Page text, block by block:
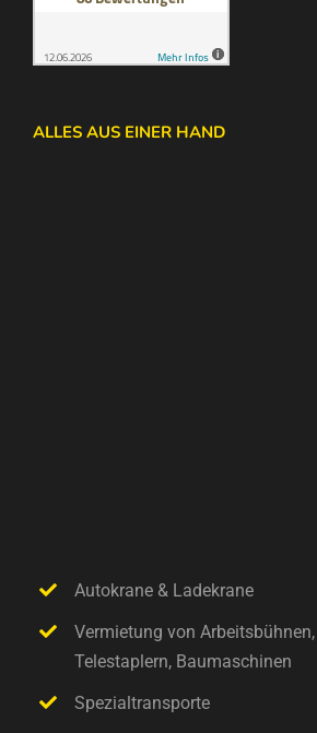
ALLES AUS EINER HAND
Autokrane & Ladekrane
Vermietung von Arbeitsbühnen,
Telestaplern, Baumaschinen
Spezialtransporte